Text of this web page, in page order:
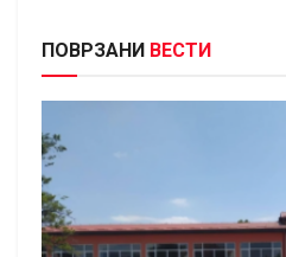
ПОВРЗАНИ ВЕСТИ